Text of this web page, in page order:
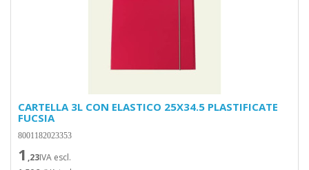
CARTELLA 3L CON ELASTICO 25X34.5 PLASTIFICATE
FUCSIA
8001182023353
1 ,23IVA escl.